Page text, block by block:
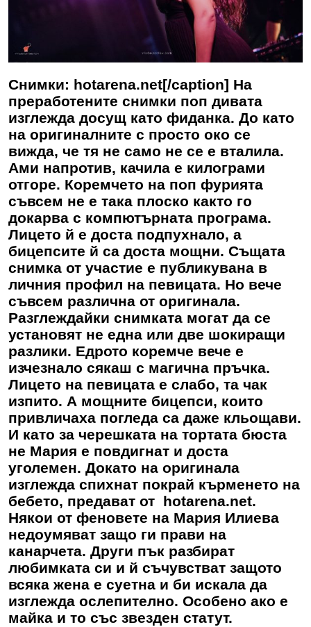
Снимки: hotarena.net[/caption] На
преработените снимки поп дивата
изглежда досущ като фиданка. До като
на оригиналните с просто око се
вижда, че тя не само не се е вталила.
Ами напротив, качила е килограми
отгоре. Коремчето на поп фурията
съвсем не е така плоско както го
докарва с компютърната програма.
Лицето й е доста подпухнало, а
бицепсите й са доста мощни. Същата
снимка от участие е публикувана в
личния профил на певицата. Но вече
съвсем различна от оригинала.
Разглеждайки снимката могат да се
установят не една или две шокиращи
разлики. Едрото коремче вече е
изчезнало сякаш с магична пръчка.
Лицето на певицата е слабо, та чак
изпито. А мощните бицепси, които
привличаха погледа са даже кльощави.
И като за черешката на тортата бюста
не Мария е повдигнат и доста
уголемен. Докато на оригинала
изглежда спихнат покрай кърменето на
бебето, предават от hotarena.net.
Някои от феновете на Мария Илиева
недоумяват защо ги прави на
канарчета. Други пък разбират
любимката си и й съчувстват защото
всяка жена е суетна и би искала да
изглежда ослепително. Особено ако е
майка и то със звезден статут.